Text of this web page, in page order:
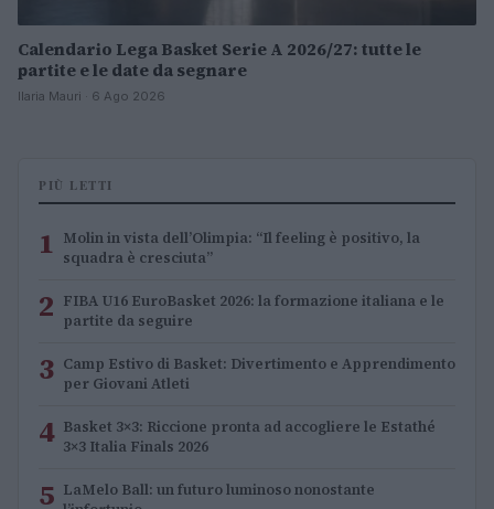
Calendario Lega Basket Serie A 2026/27: tutte le
partite e le date da segnare
Ilaria Mauri · 6 Ago 2026
PIÙ LETTI
1 Molin in vista dell’Olimpia: “Il feeling è positivo, la
squadra è cresciuta”
2 FIBA U16 EuroBasket 2026: la formazione italiana e le
partite da seguire
3 Camp Estivo di Basket: Divertimento e Apprendimento
per Giovani Atleti
4 Basket 3×3: Riccione pronta ad accogliere le Estathé
3×3 Italia Finals 2026
5 LaMelo Ball: un futuro luminoso nonostante